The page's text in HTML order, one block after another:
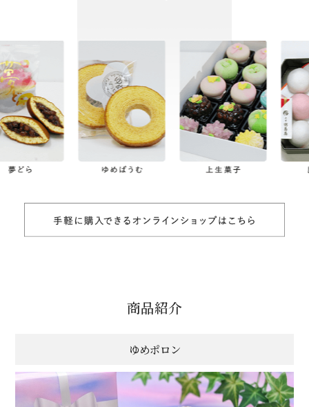
商品紹介
ゆめポロン